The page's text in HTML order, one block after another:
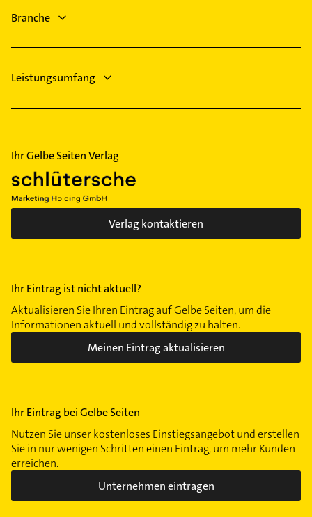
Branche
Leistungsumfang
Ihr Gelbe Seiten Verlag
Verlag kontaktieren
Ihr Eintrag ist nicht aktuell?
Aktualisieren Sie Ihren Eintrag auf Gelbe Seiten, um die
Informationen aktuell und vollständig zu halten.
Meinen Eintrag aktualisieren
Ihr Eintrag bei Gelbe Seiten
Nutzen Sie unser kostenloses Einstiegsangebot und erstellen
Sie in nur wenigen Schritten einen Eintrag, um mehr Kunden
erreichen.
Unternehmen eintragen